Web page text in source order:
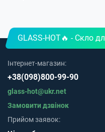
GLASS-HOT🔥 - Скло
Інтернет-магазин:
+38(098)800-99-90
glass-hot@ukr.net
Замовити дзвінок
Прийом заявок: